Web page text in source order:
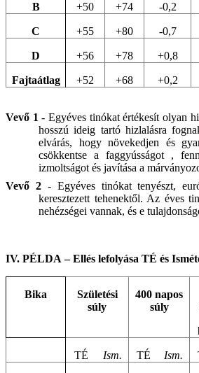
B +50 +74 -0,2
C +55 +80 -0,7
D +56 +78 +0,8
Fajtaátlag +52 +68 +0,2
Vevő 1- Egyéves tinókat értékesít olyan
hosszú ideig tartó hizlalásra
elvárás, hogy növekedjen és
csökkentse a faggyússágot ,
izmoltságot és javítása a
Vevő 2- Egyéves tinókat tenyészt,
keresztezett tehenektől. Az éves
nehézségei vannak, és e
IV. PÉLDA – Ellés lefolyása TÉ és
Bika
Születési
súly
400 napos
súly
TÉ Ism. TÉ Ism.